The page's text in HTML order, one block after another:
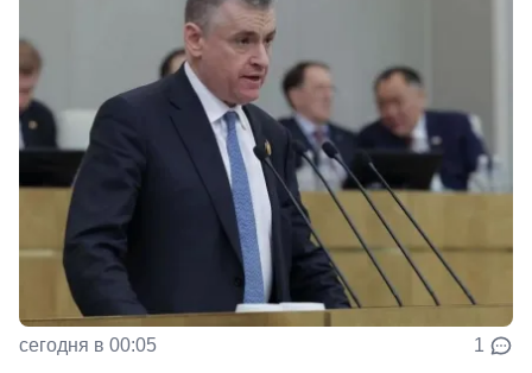
сегодня в 00:05 1